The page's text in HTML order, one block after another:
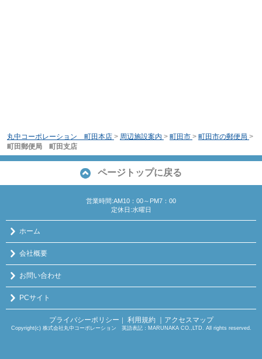
丸中コーポレーション 町田本店 > 周辺施設案内 > 町田市 > 町田市の郵便局 >
町田郵便局 町田支店
ページトップに戻る
営業時間:AM10：00～PM7：00
定休日:水曜日
ホーム
会社概要
お問い合わせ
PCサイト
プライバシーポリシー ｜ 利用規約 ｜アクセスマップ
Copyright(c) 株式会社丸中コーポレーション 英語表記：MARUNAKA CO.,LTD. All rights reserved.